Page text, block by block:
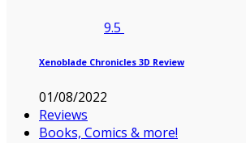
9.5
Xenoblade Chronicles 3D Review
01/08/2022
Reviews
Books, Comics & more!